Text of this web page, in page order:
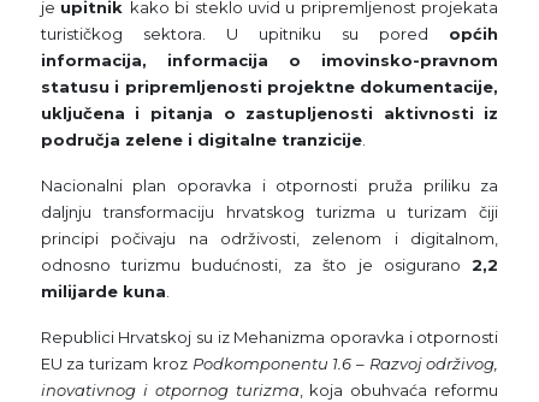
je upitnik kako bi steklo uvid u pripremljenost projekata
turističkog sektora. U upitniku su pored općih
informacija, informacija o imovinsko-pravnom
statusu i pripremljenosti projektne dokumentacije,
uključena i pitanja o zastupljenosti aktivnosti iz
područja zelene i digitalne tranzicije.
Nacionalni plan oporavka i otpornosti pruža priliku za
daljnju transformaciju hrvatskog turizma u turizam čiji
principi počivaju na održivosti, zelenom i digitalnom,
odnosno turizmu budućnosti, za što je osigurano2,2
milijarde kuna.
Republici Hrvatskoj su iz Mehanizma oporavka i otpornosti
EU za turizam kroz Podkomponentu 1.6 – Razvoj održivog,
inovativnog i otpornog turizma, koja obuhvaća reformu